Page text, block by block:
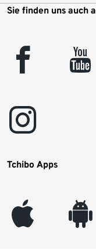
Sie finden uns auch
facebook youtube
instagram
Tchibo Apps
appleinc android